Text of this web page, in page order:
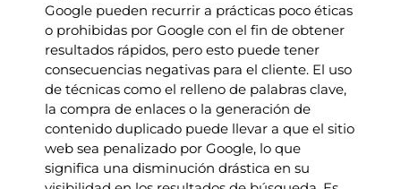
Google pueden recurrir a prácticas poco éticas
o prohibidas por Google con el fin de obtener
resultados rápidos, pero esto puede tener
consecuencias negativas para el cliente. El uso
de técnicas como el relleno de palabras clave,
la compra de enlaces o la generación de
contenido duplicado puede llevar a que el sitio
web sea penalizado por Google, lo que
significa una disminución drástica en su